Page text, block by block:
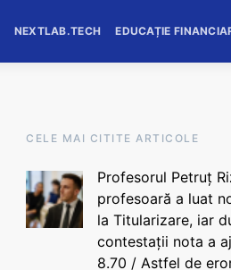
NEXTLAB.TECH EDUCAȚIE
CELE MAI CITITE ARTICOLE
Profesorul Petruț
profesoară a luat
la Titularizare, iar
contestații nota a
8.70 / Astfel de